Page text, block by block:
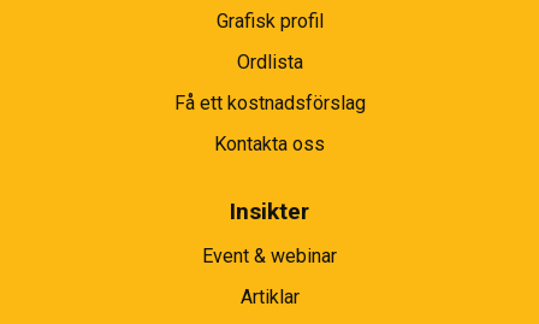
Grafisk profil
Ordlista
Få ett kostnadsförslag
Kontakta oss
Insikter
Event & webinar
Artiklar